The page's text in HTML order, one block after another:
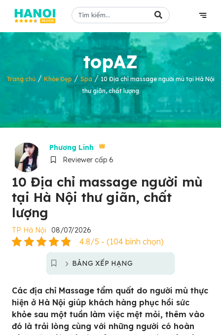
topAZ
Trang chủ / Khỏe Đẹp/Spa/ 10 Địa chỉ massage người mù tại Hà Nội
thư giãn, chất lượng
Phương Linh
Reviewer cấp 6
10 Địa chỉ massage người mù
tại Hà Nội thư giãn, chất
lượng
TP Hà Nội 08/07/2026
4.8/5 - (104 bình chọn)
BẢNG XẾP HẠNG
Các địa chỉ Massage tẩm quất do người mù thực
hiện ở Hà Nội giúp khách hàng phục hồi sức
khỏe sau một tuần làm việc mệt mỏi, thêm vào
đó là trải lòng cùng với những người có hoàn